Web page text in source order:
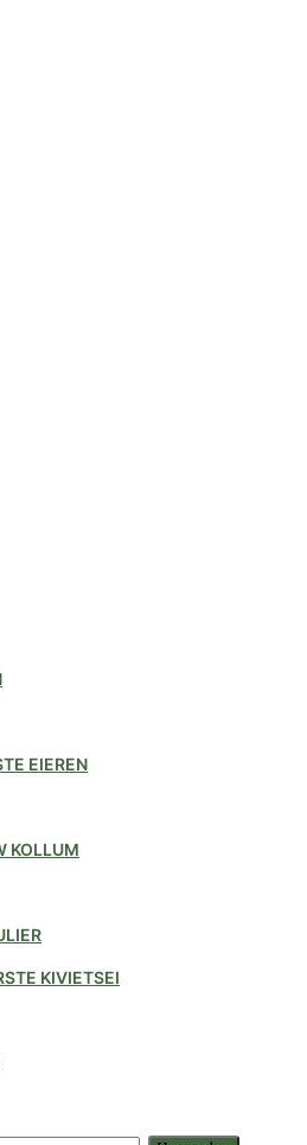
EIEREN
KOLLUM
KIVIETSEI